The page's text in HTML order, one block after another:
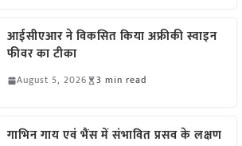
आईसीएआर ने विकसित किया अफ्रीकी स्वाइन
फीवर का टीका
August 5, 2026 3 min read
गाभिन गाय एवं भैंस में संभावित प्रसव के लक्षण